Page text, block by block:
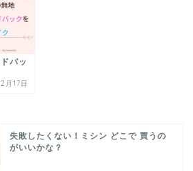
バッ
月17日
失敗したくない！ミシン どこで 買うの
がいいかな？